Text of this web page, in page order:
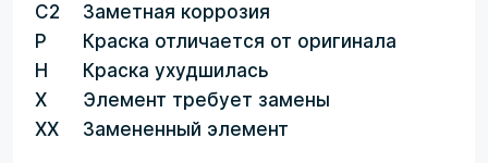
C2
Заметная коррозия
P
Краска отличается от оригинала
H
Краска ухудшилась
X
Элемент требует замены
XX
Замененный элемент